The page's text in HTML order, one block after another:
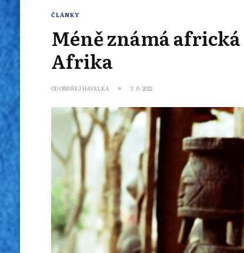
ČLÁNKY
Méně známá
Afrika
ODONDŘEJ HAVELKA 3. 6. 2022